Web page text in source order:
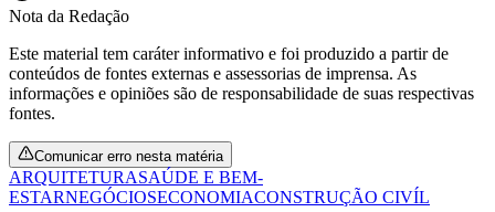
Nota da Redação
Este material tem caráter informativo e foi produzido a partir de
conteúdos de fontes externas e assessorias de imprensa. As
informações e opiniões são de responsabilidade de suas respectivas
fontes.
Comunicar erro nesta matéria
ARQUITETURASAÚDE E BEM-
ESTARNEGÓCIOSECONOMIACONSTRUÇÃO CIVÍL